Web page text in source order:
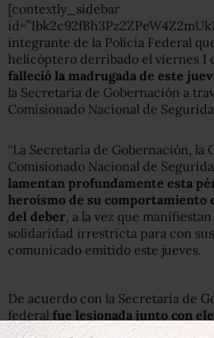
[contextly_sidebar
integrante de la Policía Federal
helicóptero derribado el viernes 1
falleció la madrugada de este
la Secretaría de Gobernación a
Comisionado Nacional de
“La Secretaría de Gobernación, la
Comisionado Nacional de
lamentan profundamente esta
heroísmo de su comportamiento
del deber, a la vez que
solidaridad irrestricta para con
comunicado emitido este jueves.
De acuerdo con la Secretaría de
federal fue lesionada junto con
Secretaría de la Defensa